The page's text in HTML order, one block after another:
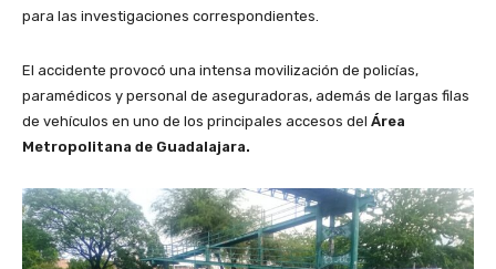
para las investigaciones correspondientes.
El accidente provocó una intensa movilización de policías,
paramédicos y personal de aseguradoras, además de largas filas
de vehículos en uno de los principales accesos del Área
Metropolitana de Guadalajara.